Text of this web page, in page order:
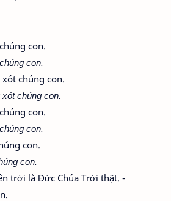
con.
con.
chúng con.
chúng con.
con.
con.
con.
con.
trời là Đức Chúa Trời thật. -